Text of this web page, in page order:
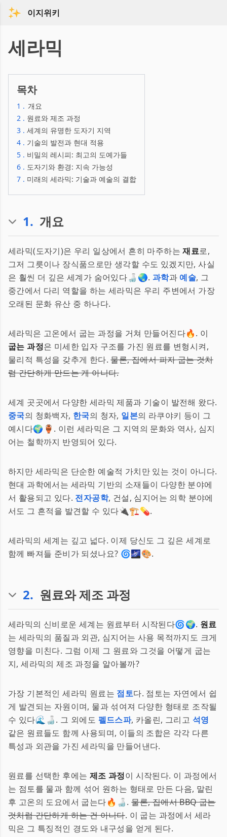
이지위키
세라믹
목차
1 . 개요
2 . 원료와 제조 과정
3 . 세계의 유명한 도자기 지역
4 . 기술의 발전과 현대 적용
5 . 비밀의 레시피: 최고의 도예가들
6 . 도자기와 환경: 지속 가능성
7 . 미래의 세라믹: 기술과 예술의 결합
1. 개요
세라믹(도자기)은 우리 일상에서 흔히 마주하는재료로,
그저 그릇이나 장식품으로만 생각할 수도 있겠지만, 사실
은 훨씬 더 깊은 세계가 숨어있다🍶🌏. 과학과 예술, 그
중간에서 다리 역할을 하는 세라믹은 우리 주변에서 가장
오래된 문화 유산 중 하나다.
세라믹은 고온에서 굽는 과정을 거쳐 만들어진다🔥. 이
굽는 과정은 미세한 입자 구조를 가진 원료를 변형시켜,
물리적 특성을 갖추게 한다.물론, 집에서 피자 굽는 것처
럼 간단하게 만드는 게 아니다.
세계 곳곳에서 다양한 세라믹 제품과 기술이 발전해 왔다.
중국의 청화백자, 한국의 청자, 일본의 라쿠야키 등이 그
예시다🌍🏺. 이런 세라믹은 그 지역의 문화와 역사, 심지
어는 철학까지 반영되어 있다.
하지만 세라믹은 단순한 예술적 가치만 있는 것이 아니다.
현대 과학에서는 세라믹 기반의 소재들이 다양한 분야에
서 활용되고 있다. 전자공학, 건설, 심지어는 의학 분야에
서도 그 흔적을 발견할 수 있다🔌🏗️💊.
세라믹의 세계는 깊고 넓다. 이제 당신도 그 깊은 세계로
함께 빠져들 준비가 되셨나요? 🌀🌌🎨.
2. 원료와 제조 과정
세라믹의 신비로운 세계는 원료부터 시작된다🌀🌍. 원료
는 세라믹의 품질과 외관, 심지어는 사용 목적까지도 크게
영향을 미친다. 그럼 이제 그 원료와 그것을 어떻게 굽는
지, 세라믹의 제조 과정을 알아볼까?
가장 기본적인 세라믹 원료는 점토다. 점토는 자연에서 쉽
게 발견되는 자원이며, 물과 섞여져 다양한 형태로 조작될
수 있다🌊🍶. 그 외에도 펠드스파, 카올린, 그리고 석영
같은 원료들도 함께 사용되며, 이들의 조합은 각각 다른
특성과 외관을 가진 세라믹을 만들어낸다.
원료를 선택한 후에는 제조 과정이 시작된다. 이 과정에서
는 점토를 물과 함께 섞어 원하는 형태로 만든 다음, 말린
후 고온의 도요에서 굽는다🔥🍶.물론, 집에서 BBQ 굽는
것처럼 간단하게 하는 건 아니다. 이 굽는 과정에서 세라
믹은 그 특징적인 경도와 내구성을 얻게 된다.